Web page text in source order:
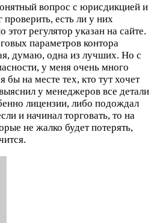
вопрос с юрисдикцией и
есть ли у них
этот регулятор указан на сайте.
параметров контора
думаю, одна из лучших. Но с
у меня очень много
бы на месте тех, кто тут хочет
у менеджеров все детали
лицензии, либо подождал
и начинал торговать, то на
не жалко будет потерять,